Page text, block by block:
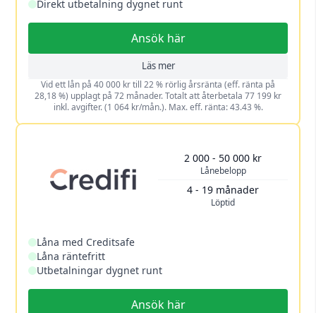
Direkt utbetalning dygnet runt
Ansök här
Läs mer
Vid ett lån på 40 000 kr till 22 % rörlig årsränta (eff. ränta på
28,18 %) upplagt på 72 månader. Totalt att återbetala 77 199 kr
inkl. avgifter. (1 064 kr/mån.). Max. eff. ränta: 43.43 %.
Lånebelopp
2 000 - 50 000 kr
Löptid
4 - 19 månader
Låna med Creditsafe
Låna räntefritt
Utbetalningar dygnet runt
Ansök här